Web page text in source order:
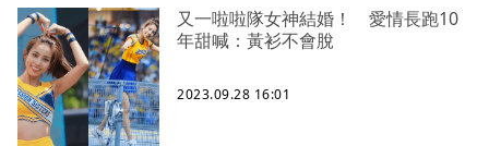
又一啦啦隊女神結婚！ 愛情長跑10
年甜喊：黃衫不會脫
2023.09.28 16:01